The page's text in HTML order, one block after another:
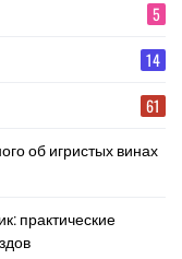
5
14
61
об игристых винах
практические